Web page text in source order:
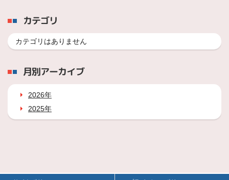
カテゴリ
カテゴリはありません
月別アーカイブ
2026年
2025年